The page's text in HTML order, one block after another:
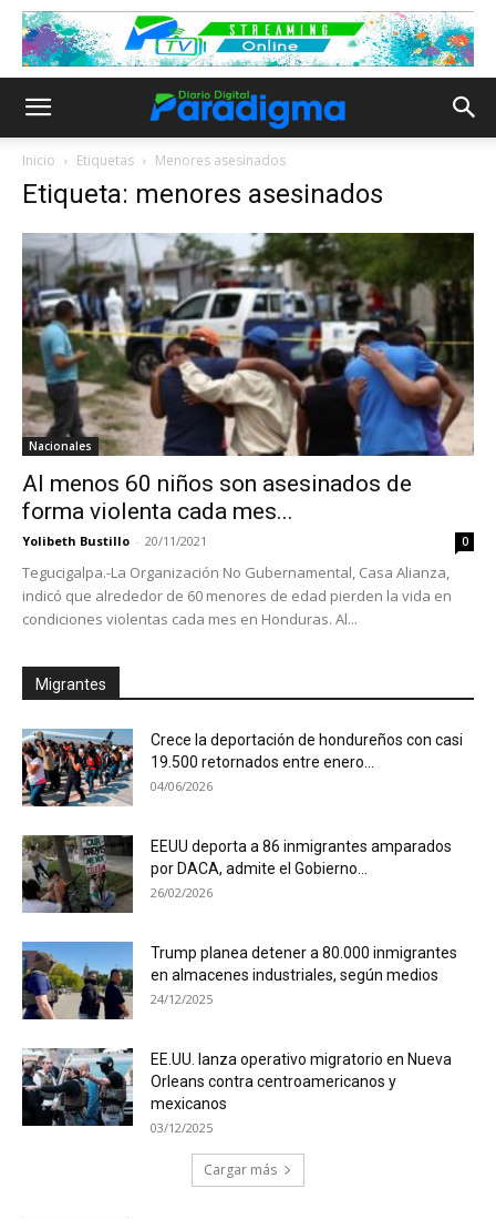
Inicio Etiquetas Menores asesinados
Etiqueta: menores asesinados
Nacionales
Al menos 60 niños son asesinados de
forma violenta cada mes...
Yolibeth Bustillo - 20/11/2021 0
Tegucigalpa.-La Organización No Gubernamental, Casa Alianza,
indicó que alrededor de 60 menores de edad pierden la vida en
condiciones violentas cada mes en Honduras. Al...
Migrantes
Crece la deportación de hondureños con casi
19.500 retornados entre enero...
04/06/2026
EEUU deporta a 86 inmigrantes amparados
por DACA, admite el Gobierno...
26/02/2026
Trump planea detener a 80.000 inmigrantes
en almacenes industriales, según medios
24/12/2025
EE.UU. lanza operativo migratorio en Nueva
Orleans contra centroamericanos y
mexicanos
03/12/2025
Cargar más